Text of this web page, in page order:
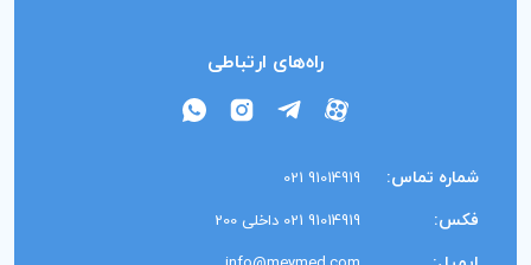
راه‌های ارتباطی
شماره تماس: 91014919 021
فکس: 91014919 021 داخلی 200